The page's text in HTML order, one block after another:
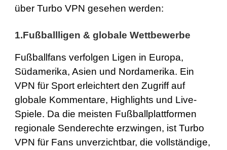
über Turbo VPN gesehen werden:
1.Fußballligen & globale Wettbewerbe
Fußballfans verfolgen Ligen in Europa,
Südamerika, Asien und Nordamerika. Ein
VPN für Sport erleichtert den Zugriff auf
globale Kommentare, Highlights und Live-
Spiele. Da die meisten Fußballplattformen
regionale Senderechte erzwingen, ist Turbo
VPN für Fans unverzichtbar, die vollständige,